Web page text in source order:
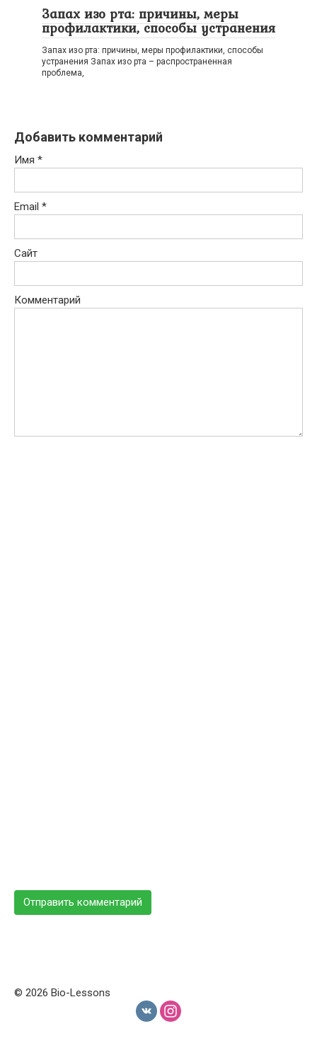
Запах изо рта: причины, меры
профилактики, способы устранения
Запах изо рта: причины, меры профилактики, способы
устранения Запах изо рта – распространенная
проблема,
Добавить комментарий
Имя *
Email *
Сайт
Комментарий
© 2026 Bio-Lessons